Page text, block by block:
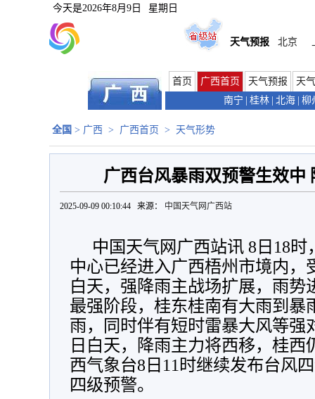
今天是2026年8月9日 星期日
天气预报 北京
首页 广西首页 天气预报
天
南宁
桂林 北海 柳
全国 > 广西 > 广西首页 > 天气形势
广西台风暴雨双预警生效中
2025-09-09 00:10:44 来源： 中国天气网广西站
中国天气网广西站讯 8日18时
中心已经进入广西梧州市境内，
白天，强降雨主战场扩展，雨势
最强阶段，桂东桂南有大雨到暴
雨，同时伴有短时雷暴大风等强
日白天，降雨主力将西移，桂西
西气象台8日11时继续发布台风
四级预警。